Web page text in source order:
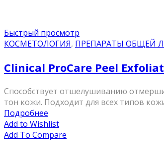
Быстрый просмотр
КОСМЕТОЛОГИЯ, ПРЕПАРАТЫ ОБЩЕЙ
Clinical ProCare Peel
Способствует отшелушиванию
тон кожи. Подходит для всех типов
Подробнее
Add to Wishlist
Add To Compare